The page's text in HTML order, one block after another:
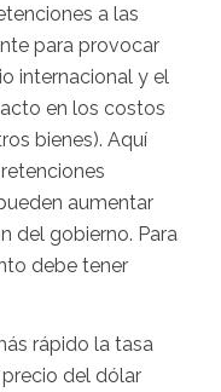
a las
para provocar
internacional y el
en los costos
bienes). Aquí
aumentar
del gobierno. Para
debe tener
rápido la tasa
del dólar